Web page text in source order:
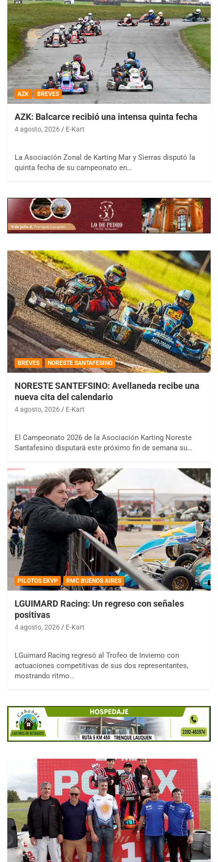
AZK BREVES
AZK: Balcarce recibió una intensa quinta fecha
4 agosto, 2026 E-Kart
La Asociación Zonal de Karting Mar y Sierras disputó la
quinta fecha de su campeonato en…
BREVES NORESTE SANTAFESINO
NORESTE SANTEFSINO: Avellaneda recibe una
nueva cita del calendario
4 agosto, 2026 E-Kart
El Campeonato 2026 de la Asociación Karting Noreste
Santafesino disputará este próximo fin de semana su…
PILOTOS EKVP RMC BUENOS AIRES
LGUIMARD Racing: Un regreso con señales
positivas
4 agosto, 2026 E-Kart
LGuimard Racing regresó al Trofeo de Invierno con
actuaciones competitivas de sus dos representantes,
mostrando ritmo…